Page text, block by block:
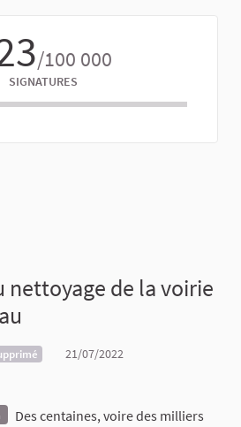
/100 000
SIGNATURES
nettoyage de la voirie
21/07/2022
Des centaines, voire des milliers